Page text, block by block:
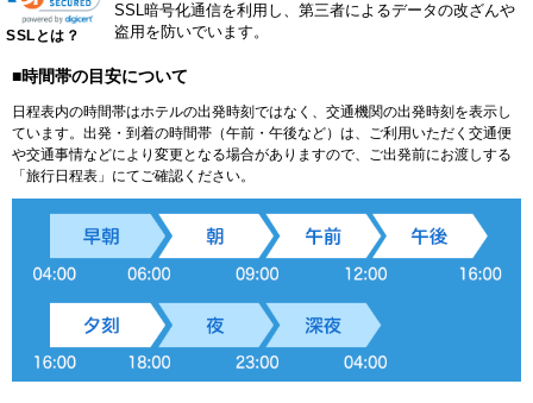
SSLとは？
SSL暗号化通信を利用し、第三者によるデータの改ざんや
盗用を防いでいます。
■時間帯の目安について
日程表内の時間帯はホテルの出発時刻ではなく、交通機関の出発時刻を表示し
ています。出発・到着の時間帯（午前・午後など）は、ご利用いただく交通便
や交通事情などにより変更となる場合がありますので、ご出発前にお渡しする
「旅行日程表」にてご確認ください。